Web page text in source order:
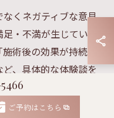
くネガティブな意見
・不満が生じている
術後の効果が持続し
、具体的な体験談を
ことで、納得のいく
比較を怠ると、期待
ご予約はこちら